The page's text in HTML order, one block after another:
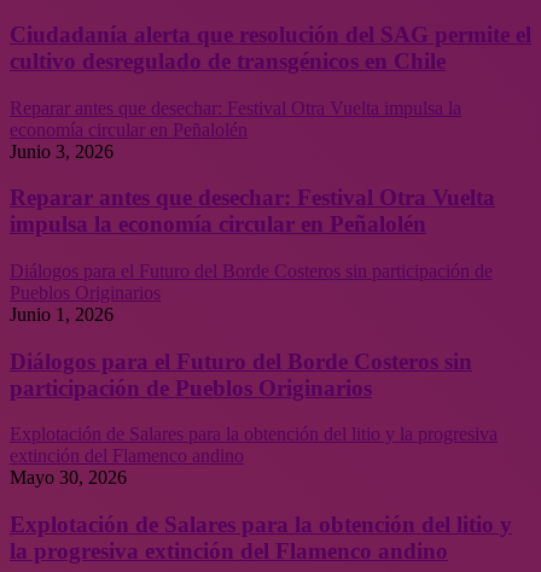
Ciudadanía alerta que resolución del SAG permite el
cultivo desregulado de transgénicos en Chile
Reparar antes que desechar: Festival Otra Vuelta impulsa la
economía circular en Peñalolén
Junio 3, 2026
Reparar antes que desechar: Festival Otra Vuelta
impulsa la economía circular en Peñalolén
Diálogos para el Futuro del Borde Costeros sin participación de
Pueblos Originarios
Junio 1, 2026
Diálogos para el Futuro del Borde Costeros sin
participación de Pueblos Originarios
Explotación de Salares para la obtención del litio y la progresiva
extinción del Flamenco andino
Mayo 30, 2026
Explotación de Salares para la obtención del litio y
la progresiva extinción del Flamenco andino